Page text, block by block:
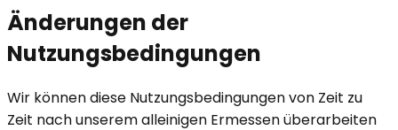
Änderungen der
Nutzungsbedingungen
Wir können diese Nutzungsbedingungen von Zeit zu
Zeit nach unserem alleinigen Ermessen überarbeiten